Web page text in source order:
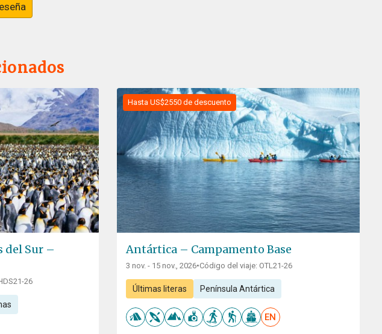
del Sur –
26
Hasta US$2550 de descuento
Antártica – Campamento Base
3 nov. - 15 nov., 2026•Código del viaje: OTL21-26
Últimas literas Península Antártica
EN